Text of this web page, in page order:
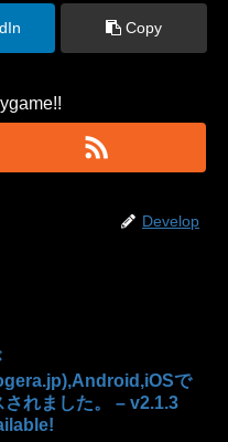
Copy
Develop
で
されました。 – v2.1.3